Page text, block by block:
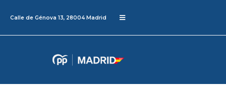
Calle de Génova 13, 28004 Madrid